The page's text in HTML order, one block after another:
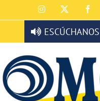
al
contenido
Instagram
ESCÚCHANOS